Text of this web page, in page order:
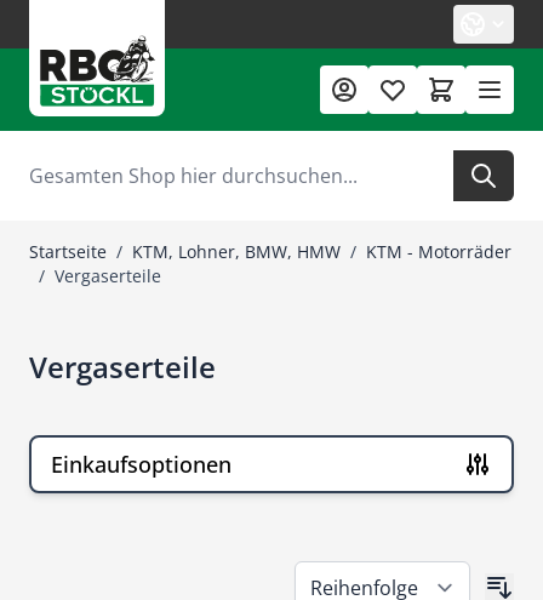
Suche
Startseite / KTM, Lohner, BMW, HMW / KTM - Motorräder
/ Vergaserteile
Vergaserteile
Einkaufsoptionen